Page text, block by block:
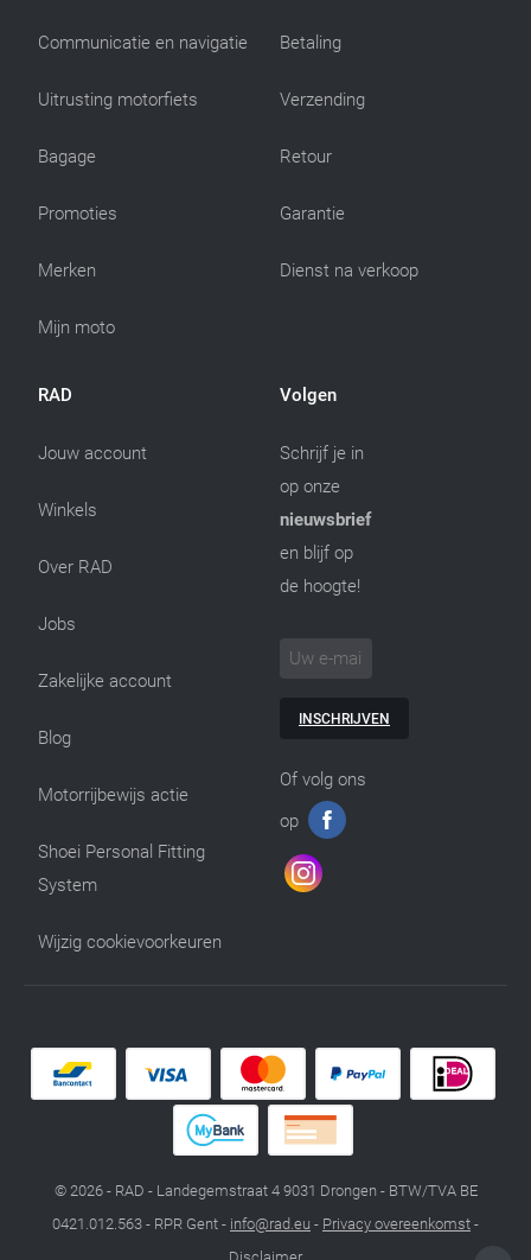
Communicatie en navigatie
Uitrusting motorfiets
Bagage
Promoties
Merken
Mijn moto
Betaling
Verzending
Retour
Garantie
Dienst na verkoop
RAD
Jouw account
Winkels
Over RAD
Jobs
Zakelijke account
Blog
Motorrijbewijs actie
Shoei Personal Fitting
System
Wijzig cookievoorkeuren
Volgen
Schrijf je in
op onze
nieuwsbrief
en blijf op
de hoogte!
INSCHRIJVEN
Of volg ons
op
© 2026 - RAD - Landegemstraat 4 9031 Drongen - BTW/TVA BE
0421.012.563 - RPR Gent - info@rad.eu - Privacy overeenkomst -